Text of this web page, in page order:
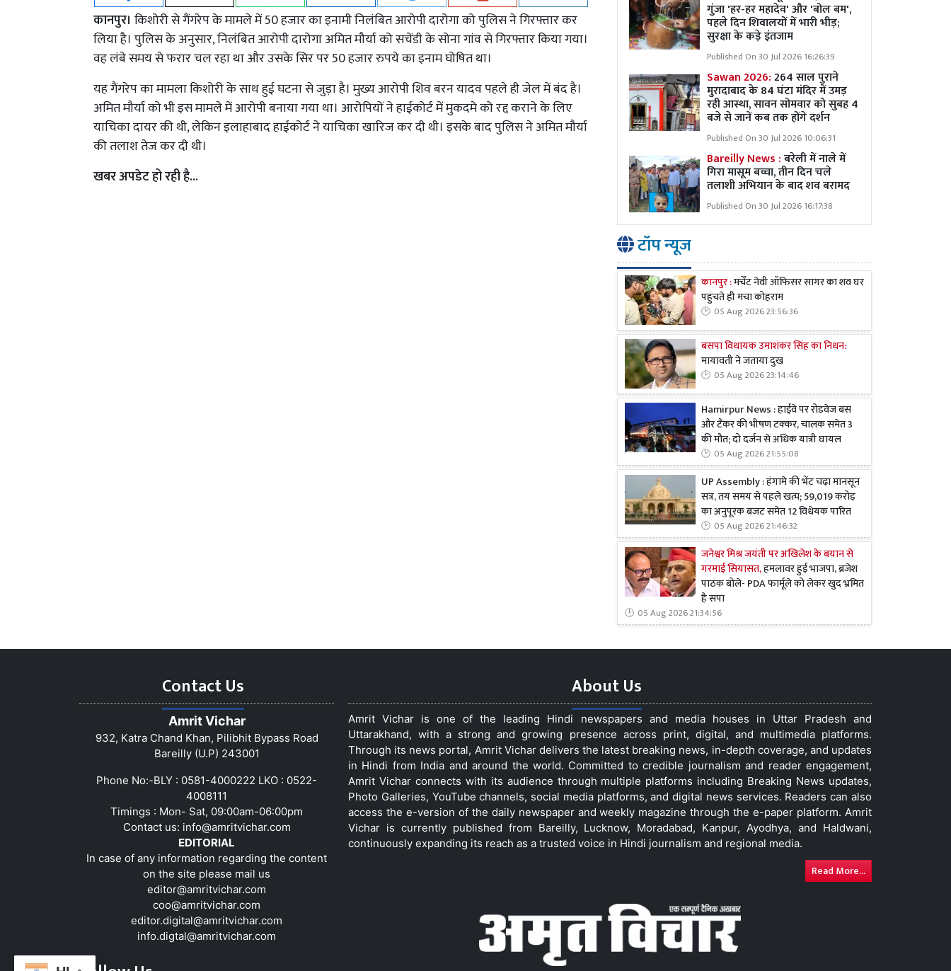
कानपुर। किशोरी से गैंगरेप के मामले में 50 हजार का इनामी निलंबित आरोपी दारोगा को पुलिस ने गिरफ्तार कर
लिया है। पुलिस के अनुसार, निलंबित आरोपी दारोगा अमित मौर्या को सचेंडी के सोना गांव से गिरफ्तार किया गया।
वह लंबे समय से फरार चल रहा था और उसके सिर पर 50 हजार रुपये का इनाम घोषित था।
यह गैंगरेप का मामला किशोरी के साथ हुई घटना से जुड़ा है। मुख्य आरोपी शिव बरन यादव पहले ही जेल में बंद है।
अमित मौर्या को भी इस मामले में आरोपी बनाया गया था। आरोपियों ने हाईकोर्ट में मुकदमे को रद्द कराने के लिए
याचिका दायर की थी, लेकिन इलाहाबाद हाईकोर्ट ने याचिका खारिज कर दी थी। इसके बाद पुलिस ने अमित मौर्या
की तलाश तेज कर दी थी।
खबर अपडेट हो रही है...
गुंजा 'हर-हर महादेव' और 'बोल बम',
पहले दिन शिवालयों में भारी भीड़;
सुरक्षा के कड़े इंतजाम
Published On 30 Jul 2026 16:26:39
Sawan 2026:264 साल पुराने
मुरादाबाद के 84 घंटा मंदिर में उमड़
रही आस्था, सावन सोमवार को सुबह 4
बजे से जानें कब तक होंगे दर्शन
Published On 30 Jul 2026 10:06:31
Bareilly News :बरेली में नाले में
गिरा मासूम बच्चा, तीन दिन चले
तलाशी अभियान के बाद शव बरामद
Published On 30 Jul 2026 16:17:38
टॉप न्यूज
कानपुर :मर्चेंट नेवी ऑफिसर सागर का शव घर
पहुंचते ही मचा कोहराम
05 Aug 2026 23:56:36
बसपा विधायक उमाशंकर सिंह का निधन:
मायावती ने जताया दुख
05 Aug 2026 23:14:46
Hamirpur News : हाईवे पर रोडवेज बस
और टैंकर की भीषण टक्कर, चालक समेत 3
की मौत; दो दर्जन से अधिक यात्री घायल
05 Aug 2026 21:55:08
UP Assembly : हंगामे की भेंट चढ़ा मानसून
सत्र, तय समय से पहले खत्म; 59,019 करोड़
का अनुपूरक बजट समेत 12 विधेयक पारित
05 Aug 2026 21:46:32
जनेश्वर मिश्र जयंती पर अखिलेश के बयान से
गरमाई सियासत,हमलावर हुई भाजपा, ब्रजेश
पाठक बोले- PDA फार्मूले को लेकर खुद भ्रमित
है सपा
05 Aug 2026 21:34:56
Contact Us
Amrit Vichar
932, Katra Chand Khan, Pilibhit Bypass Road
Bareilly (U.P) 243001
Phone No:-BLY : 0581-4000222 LKO : 0522-
4008111
Timings : Mon- Sat, 09:00am-06:00pm
Contact us: info@amritvichar.com
EDITORIAL
In case of any information regarding the content
on the site please mail us
editor@amritvichar.com
coo@amritvichar.com
editor.digital@amritvichar.com
info.digtal@amritvichar.com
About Us
Amrit Vichar is one of the leading Hindi newspapers and media houses in Uttar Pradesh and
Uttarakhand, with a strong and growing presence across print, digital, and multimedia platforms.
Through its news portal, Amrit Vichar delivers the latest breaking news, in-depth coverage, and updates
in Hindi from India and around the world. Committed to credible journalism and reader engagement,
Amrit Vichar connects with its audience through multiple platforms including Breaking News updates,
Photo Galleries, YouTube channels, social media platforms, and digital news services. Readers can also
access the e-version of the daily newspaper and weekly magazine through the e-paper platform. Amrit
Vichar is currently published from Bareilly, Lucknow, Moradabad, Kanpur, Ayodhya, and Haldwani,
continuously expanding its reach as a trusted voice in Hindi journalism and regional media.
Read More...